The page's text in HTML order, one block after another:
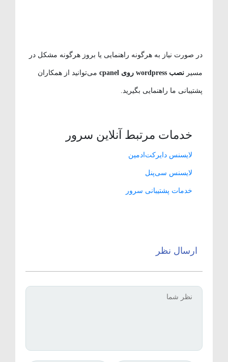
در صورت نیاز به هرگونه راهنمایی یا بروز هرگونه مشکل در
مسیرنصب wordpress روی cpanel می‌توانید از همکاران
پشتیبانی ما راهنمایی بگیرید.
خدمات مرتبط آنلاین سرور
لایسنس دایرکت‌ادمین
لایسنس سی‌پنل
خدمات پشتیبانی سرور
ارسال نظر